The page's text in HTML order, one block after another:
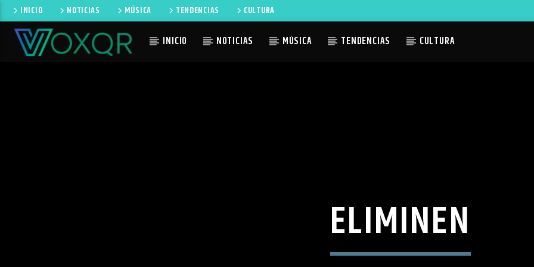
INICIO NOTICIAS MÚSICA TENDENCIAS CULTURA
INICIO NOTICIAS MÚSICA TENDENCIAS CULTURA
ELIMINEN